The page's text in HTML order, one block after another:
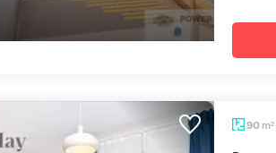
90 m2